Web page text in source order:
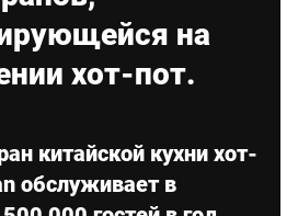
на
хот-пот.
китайской кухни хот-
обслуживает в